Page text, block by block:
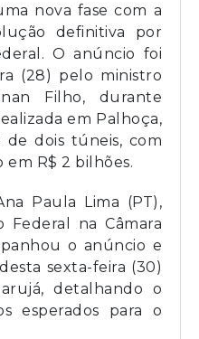
nova fase com a
definitiva por
O anúncio foi
(28) pelo ministro
Filho, durante
em Palhoça,
dois túneis, com
R$ 2 bilhões.
Paula Lima (PT),
Federal na Câmara
o anúncio e
sexta-feira (30)
detalhando o
esperados para o